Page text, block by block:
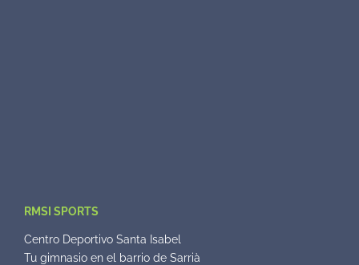
RMSI SPORTS
Centro Deportivo Santa Isabel
Tu gimnasio en el barrio de Sarrià